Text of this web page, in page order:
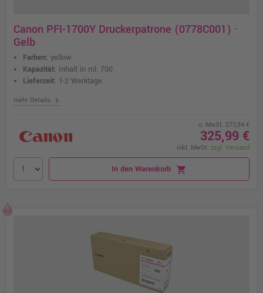
Canon PFI-1700Y Druckerpatrone (0778C001) ·
Gelb
Farben: yellow
Kapazität: Inhalt in ml: 700
Lieferzeit: 1-2 Werktage
mehr Details chevron_right
o. MwSt. 273,94 €
325,99 €
inkl. MwSt. zzgl. Versand
In den Warenkorb shopping_cart